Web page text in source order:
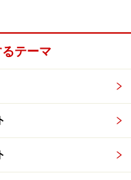
えた静けさにびっく
いてくることがあり
だか嬉しくなりまし
と大地のコントラスト
テーマ